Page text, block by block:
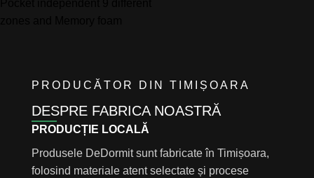
PRODUCĂTOR DIN TIMIȘOARA
DESPRE FABRICA NOASTRĂ
PRODUCȚIE LOCALĂ
Produsele DeDormit sunt fabricate în Timișoara,
folosind materiale atent selectate și procese